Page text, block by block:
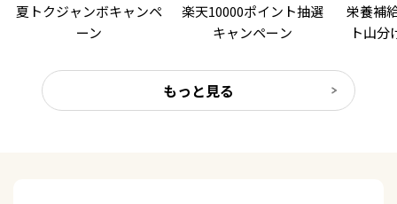
夏トクジャンボキャンペ
ーン
楽天10000ポイント抽選
キャンペーン
栄養補
ト山分
夏トクジャンボキャンペ
ーン
楽天10000ポイント抽選
キャンペーン
栄養補
ト山分
もっと見る